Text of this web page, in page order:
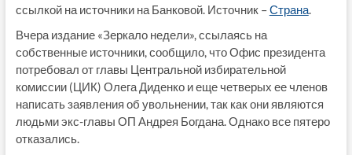
ссылкой на источники на Банковой. Источник –Страна.
Вчера издание «Зеркало недели», ссылаясь на
собственные источники, сообщило, что Офис президента
потребовал от главы Центральной избирательной
комиссии (ЦИК) Олега Диденко и еще четверых ее членов
написать заявления об увольнении, так как они являются
людьми экс-главы ОП Андрея Богдана. Однако все пятеро
отказались.